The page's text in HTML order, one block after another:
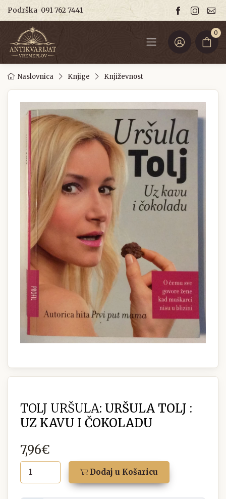
Podrška 091 762 7441
0
Naslovnica Knjige Književnost
TOLJ URŠULA: URŠULA TOLJ :
UZ KAVU I ČOKOLADU
7,96€
Dodaj u Košaricu